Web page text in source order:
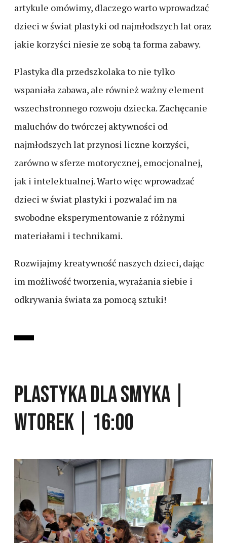
artykule omówimy, dlaczego warto wprowadzać
dzieci w świat plastyki od najmłodszych lat oraz
jakie korzyści niesie ze sobą ta forma zabawy.
Plastyka dla przedszkolaka to nie tylko
wspaniała zabawa, ale również ważny element
wszechstronnego rozwoju dziecka. Zachęcanie
maluchów do twórczej aktywności od
najmłodszych lat przynosi liczne korzyści,
zarówno w sferze motorycznej, emocjonalnej,
jak i intelektualnej. Warto więc wprowadzać
dzieci w świat plastyki i pozwalać im na
swobodne eksperymentowanie z różnymi
materiałami i technikami.
Rozwijajmy kreatywność naszych dzieci, dając
im możliwość tworzenia, wyrażania siebie i
odkrywania świata za pomocą sztuki!
PLASTYKA DLA SMYKA |
WTOREK | 16:00